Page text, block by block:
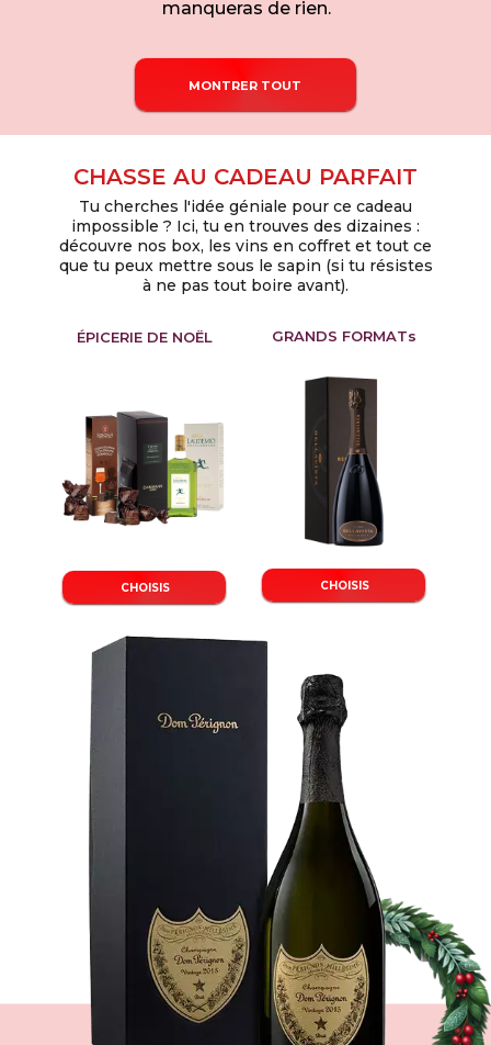
manqueras de rien.
MONTRER TOUT
CHASSE AU CADEAU PARFAIT
Tu cherches l'idée géniale pour ce cadeau
impossible ? Ici, tu en trouves des dizaines :
découvre nos box, les vins en coffret et tout ce
que tu peux mettre sous le sapin (si tu résistes
à ne pas tout boire avant).
ÉPICERIE DE NOËL
CHOISIS
GRANDS FORMATs
CHOISIS